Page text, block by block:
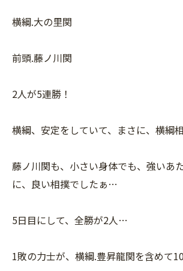
横綱.大の里関
前頭.藤ノ川関
2人が5連勝！
横綱、安定をしていて、まさに、横綱
藤ノ川関も、小さい身体でも、強いあ
に、良い相撲でしたぁ…
5日目にして、全勝が2人…
1敗の力士が、横綱.豊昇龍関を含めて